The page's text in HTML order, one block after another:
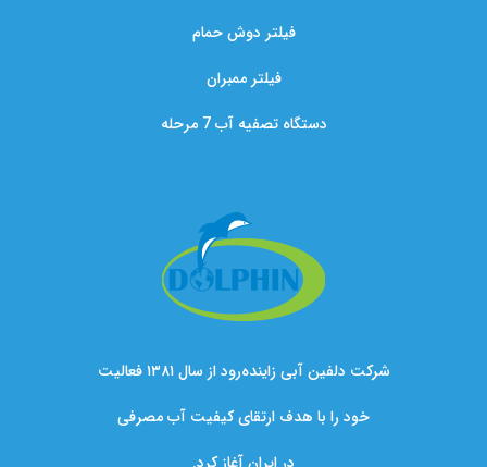
فیلتر دوش حمام
فیلتر ممبران
دستگاه تصفیه آب 7 مرحله
شرکت دلفین آبی زاینده‌رود از سال ۱۳۸۱ فعالیت
خود را با هدف ارتقای کیفیت آب مصرفی